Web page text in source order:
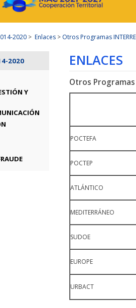
2020 > Enlaces > Otros Programas
2020
Y
ENLACES
Otros Programas
POCTEFA
POCTEP
ATLÁNTICO
MEDITERRÁNEO
SUDOE
EUROPE
URBACT